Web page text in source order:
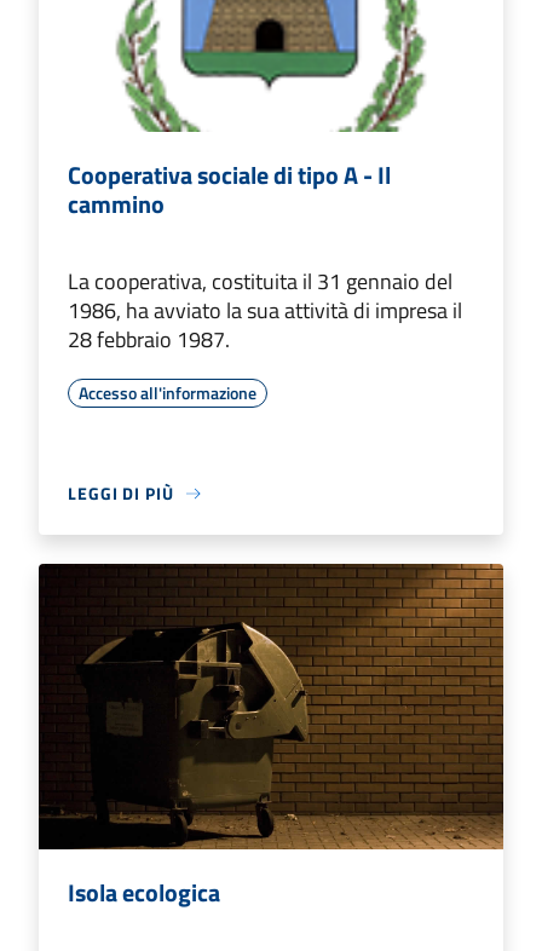
Cooperativa sociale di tipo A - Il
cammino
La cooperativa, costituita il 31 gennaio del
1986, ha avviato la sua attività di impresa il
28 febbraio 1987.
Accesso all'informazione
LEGGI DI PIÙ
Isola ecologica